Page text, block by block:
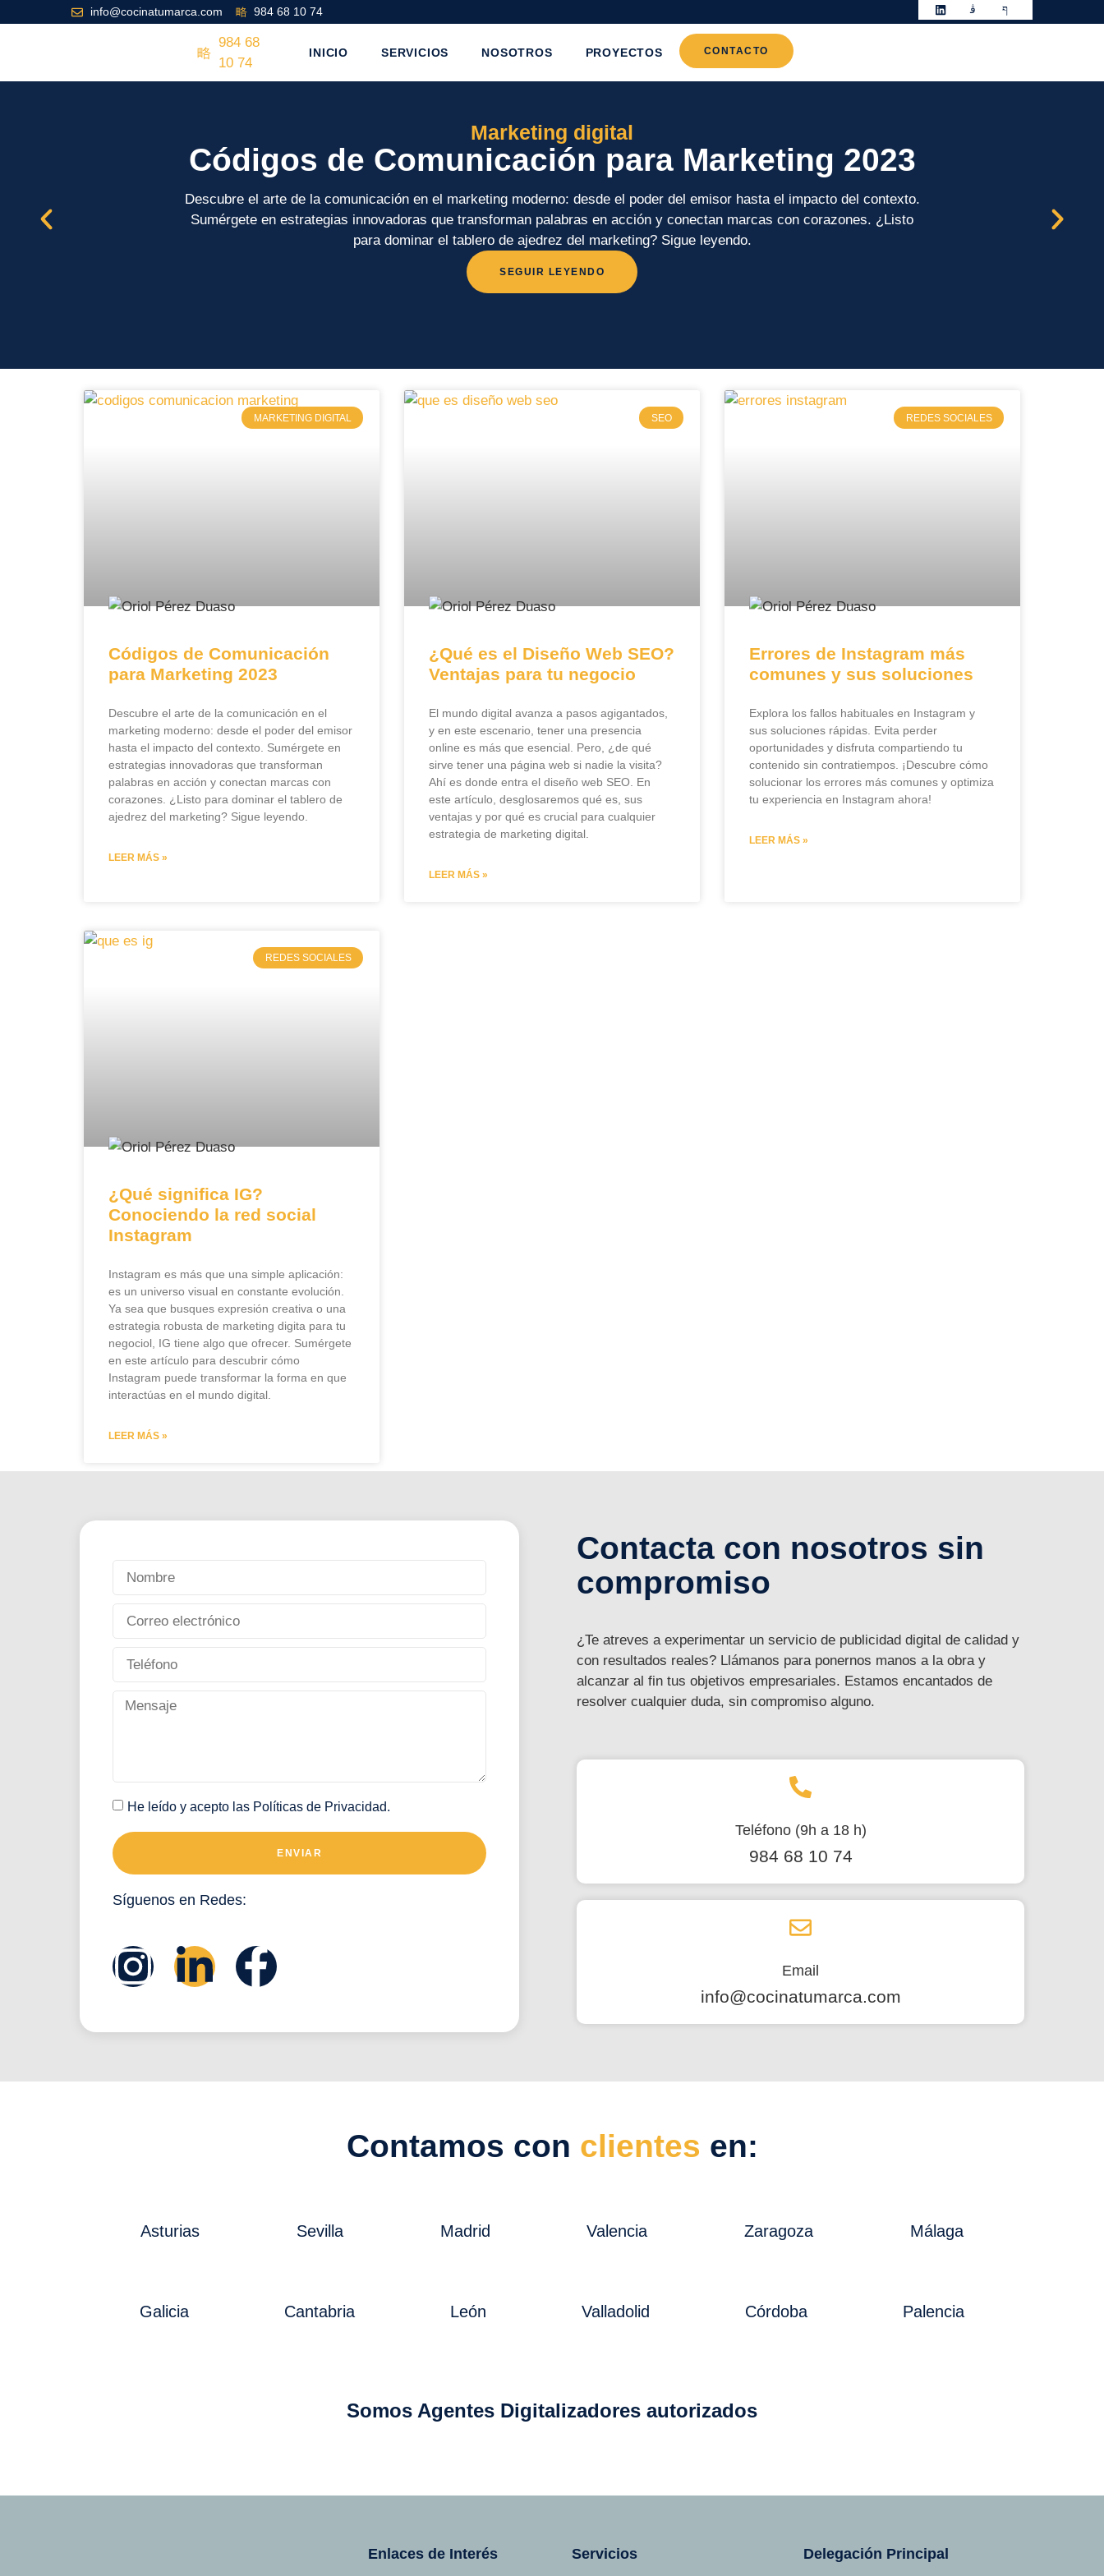
info@cocinatumarca.com 984 68 10 74
984 68
10 74
INICIO SERVICIOS NOSOTROS PROYECTOS CONTACTO
Marketing digital
Códigos de Comunicación para Marketing 2023
Descubre el arte de la comunicación en el marketing moderno: desde el poder del emisor hasta el impacto del contexto.
Sumérgete en estrategias innovadoras que transforman palabras en acción y conectan marcas con corazones. ¿Listo
para dominar el tablero de ajedrez del marketing? Sigue leyendo.
SEGUIR LEYENDO
MARKETING DIGITAL
Códigos de Comunicación
para Marketing 2023
Descubre el arte de la comunicación en el
marketing moderno: desde el poder del emisor
hasta el impacto del contexto. Sumérgete en
estrategias innovadoras que transforman
palabras en acción y conectan marcas con
corazones. ¿Listo para dominar el tablero de
ajedrez del marketing? Sigue leyendo.
LEER MÁS »
SEO
¿Qué es el Diseño Web SEO?
Ventajas para tu negocio
El mundo digital avanza a pasos agigantados,
y en este escenario, tener una presencia
online es más que esencial. Pero, ¿de qué
sirve tener una página web si nadie la visita?
Ahí es donde entra el diseño web SEO. En
este artículo, desglosaremos qué es, sus
ventajas y por qué es crucial para cualquier
estrategia de marketing digital.
LEER MÁS »
REDES SOCIALES
Errores de Instagram más
comunes y sus soluciones
Explora los fallos habituales en Instagram y
sus soluciones rápidas. Evita perder
oportunidades y disfruta compartiendo tu
contenido sin contratiempos. ¡Descubre cómo
solucionar los errores más comunes y optimiza
tu experiencia en Instagram ahora!
LEER MÁS »
REDES SOCIALES
¿Qué significa IG?
Conociendo la red social
Instagram
Instagram es más que una simple aplicación:
es un universo visual en constante evolución.
Ya sea que busques expresión creativa o una
estrategia robusta de marketing digita para tu
negociol, IG tiene algo que ofrecer. Sumérgete
en este artículo para descubrir cómo
Instagram puede transformar la forma en que
interactúas en el mundo digital.
LEER MÁS »
He leído y acepto las Políticas de Privacidad.
ENVIAR
Síguenos en Redes:
Contacta con nosotros sin
compromiso
¿Te atreves a experimentar un servicio de publicidad digital de calidad y
con resultados reales? Llámanos para ponernos manos a la obra y
alcanzar al fin tus objetivos empresariales. Estamos encantados de
resolver cualquier duda, sin compromiso alguno.
Teléfono (9h a 18 h)
984 68 10 74
Email
info@cocinatumarca.com
Contamos con clientes en:
Asturias Sevilla Madrid Valencia Zaragoza Málaga
Galicia Cantabria León Valladolid Córdoba Palencia
Somos Agentes Digitalizadores autorizados
Enlaces de Interés Servicios Delegación Principal